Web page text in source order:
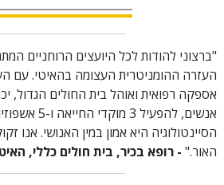
"ברצוני להודות לכל היועצים הרוחניים
העזרה ההומניטרית העצומה בהאיטי. עם
אנשים,
הסיינטולוגיה היא אמון במין האנושי. אנו
האור." - רופא בכיר, בית חולים כללי,